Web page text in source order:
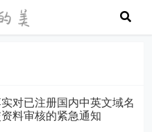
对已注册国内中英文域名
料审核的紧急通知